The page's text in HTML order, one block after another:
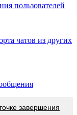
пользователей
чатов из других
завершения